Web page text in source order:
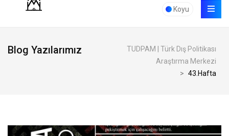
Koyu
Blog Yazılarımız
TUDPAM | Türk Dış Politikası
Araştırma Merkezi
> 43.Hafta